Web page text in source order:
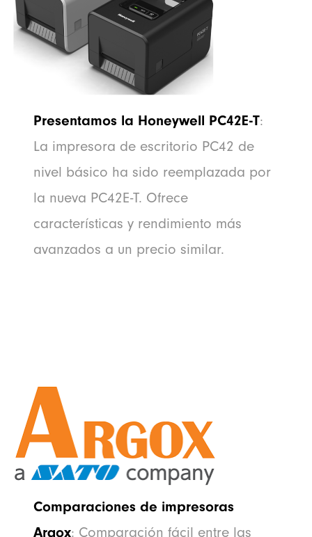
Presentamos la Honeywell PC42E-T:
La impresora de escritorio PC42 de
nivel básico ha sido reemplazada por
la nueva PC42E-T. Ofrece
características y rendimiento más
avanzados a un precio similar.
Comparaciones de impresoras
Argox: Comparación fácil entre las